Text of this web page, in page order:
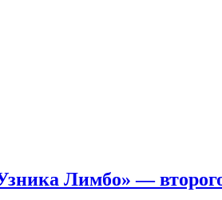
Лимбо» —